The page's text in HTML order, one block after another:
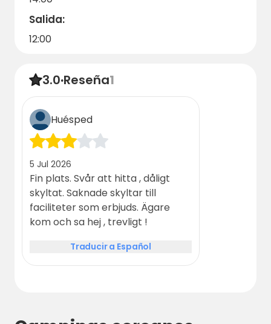
Salida:
12:00
3.0·Reseña1
Huésped
5 Jul 2026
Fin plats. Svår att hitta , dåligt
skyltat. Saknade skyltar till
faciliteter som erbjuds. Ägare
kom och sa hej , trevligt !
Traducir a Español